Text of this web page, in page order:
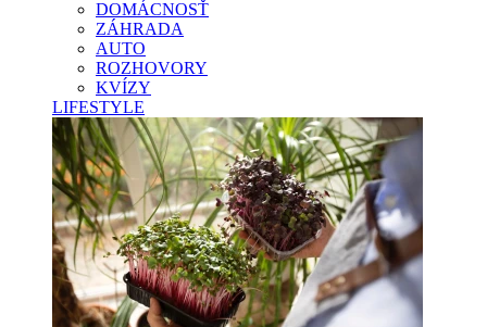
DOMÁCNOSŤ
ZÁHRADA
AUTO
ROZHOVORY
KVÍZY
LIFESTYLE